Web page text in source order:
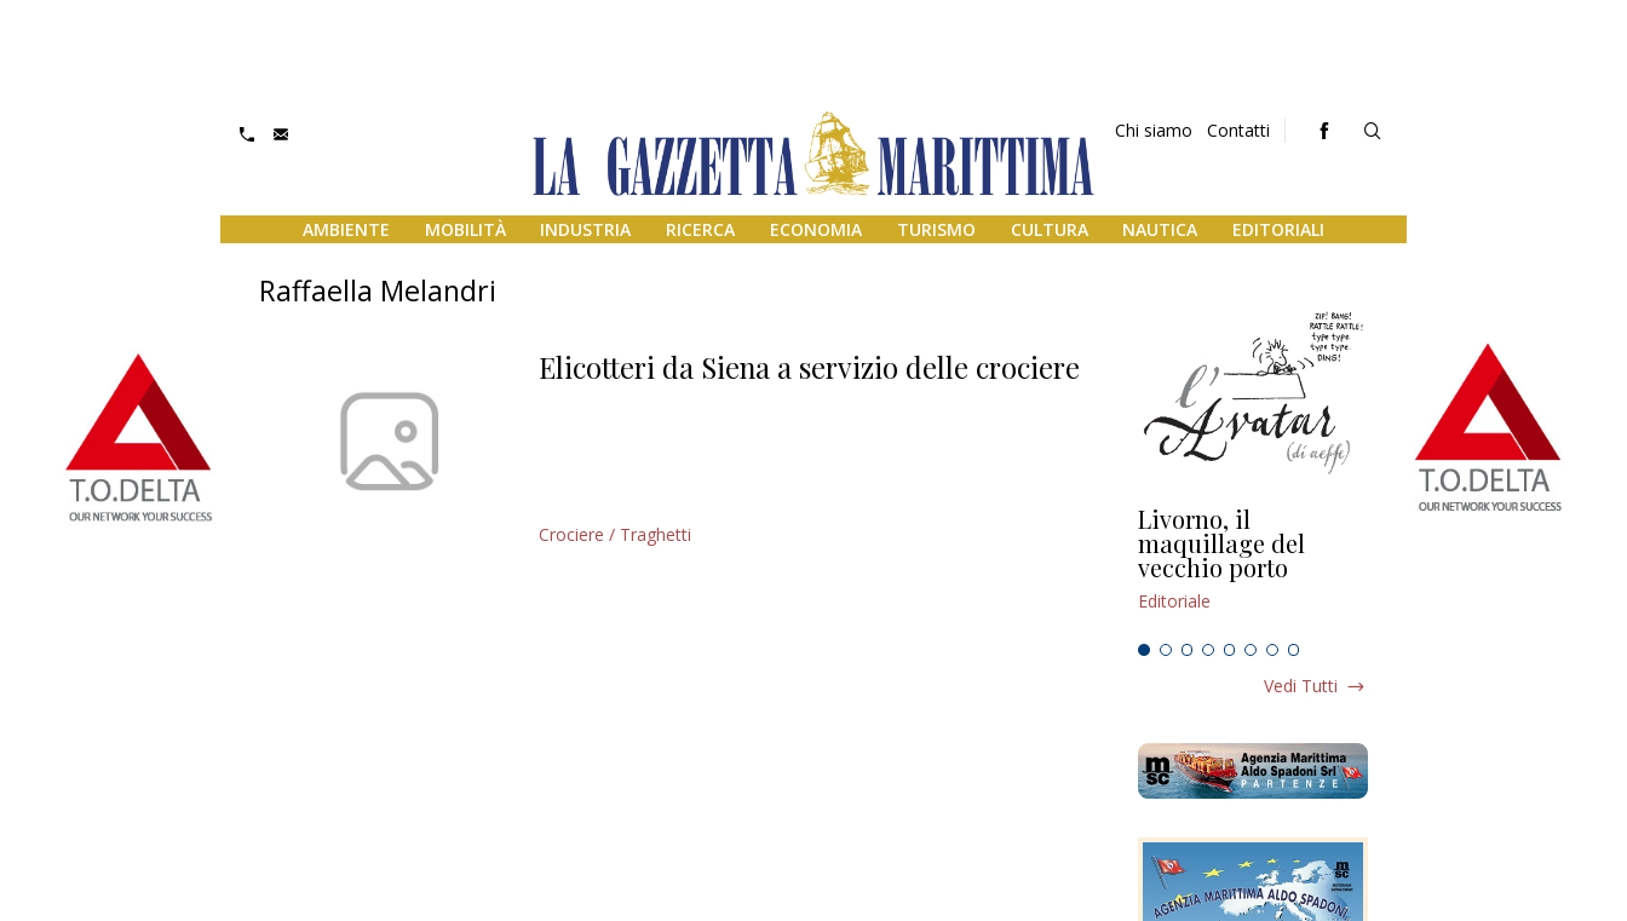
Chi siamo Contatti
AMBIENTE MOBILITÀ INDUSTRIA RICERCA ECONOMIA TURISMO CULTURA NAUTICA EDITORIALI
Raffaella Melandri
Elicotteri da Siena a servizio delle crociere
Crociere / Traghetti Livorno, il
maquillage del
vecchio porto
Editoriale
L’uscita di scena di
Vedi Tutti